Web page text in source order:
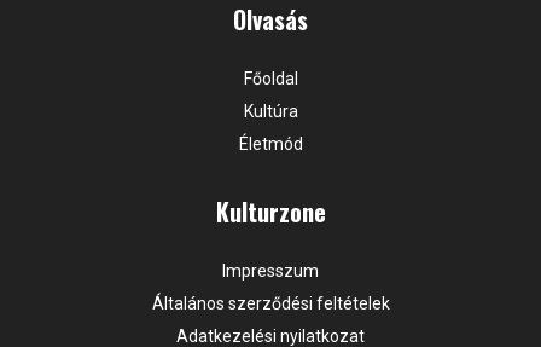
Olvasás
Főoldal
Kultúra
Életmód
Kulturzone
Impresszum
Általános szerződési feltételek
Adatkezelési nyilatkozat